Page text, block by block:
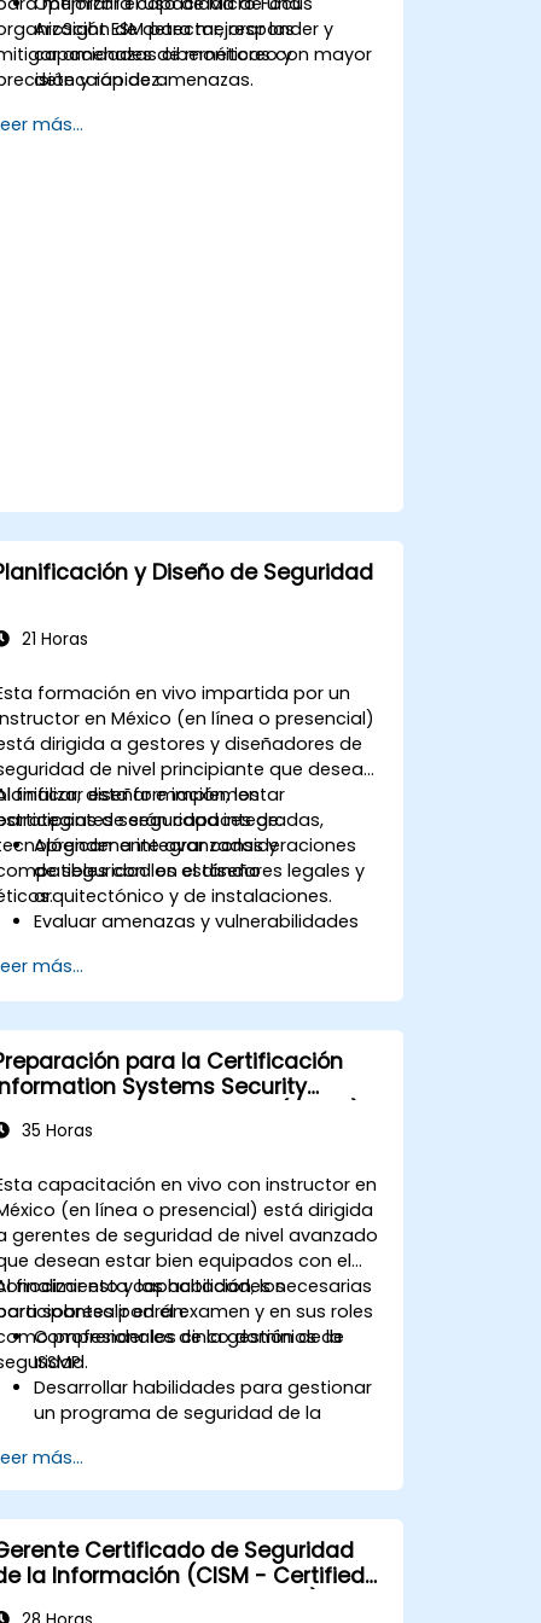
de detectar, responder y
amenazas cibernéticas con mayor
y rapidez.
ArcSight ESM para mejorar las
capacidades de monitoreo y
detección de amenazas.
avanzadas de ArcSight para refinar los
más...
y Diseño de Seguridad
21 Horas
formación en vivo impartida por un
en México (en línea o presencial)
dirigida a gestores y diseñadores de
de nivel principiante que desean
diseñar e implementar
de seguridad integradas,
avanzadas y
con los estándares legales y
finalizar esta formación, los
serán capaces de:
Aprender a integrar consideraciones
de seguridad en el diseño
arquitectónico y de instalaciones.
Evaluar amenazas y vulnerabilidades
la seguridad.
Desarrollar planes de seguridad
de amenazas.
Crear planes eficaces de respuesta
ante emergencias y gestión de crisis.
más...
para la Certificación
Systems Security
35 Horas
capacitación en vivo con instructor en
(en línea o presencial) está dirigida
gerentes de seguridad de nivel avanzado
desean estar bien equipados con el
y las habilidades necesarias
sobresalir en el examen y en sus roles
profesionales de la gestión de la
finalizar esta capacitación, los
podrán:
Comprender los cinco dominios de
ISSMP.
Desarrollar habilidades para gestionar
un programa de seguridad de la
Aprender a establecer y mantener la
gobernanza de la seguridad.
Obtener conocimientos sobre gestión
de riesgos, respuesta a incidentes y
planificación de la continuidad.
Prepararse eficazmente para el
examen de certificación ISSMP.
más...
Certificado de Seguridad
la Información (CISM - Certified